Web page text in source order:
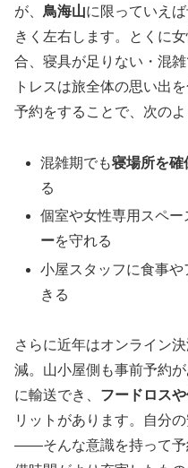
が、 鳥海山に限っていえ
きく左右します。とくに
合、寝具が足りない・混
トレスは旅全体の思い出
予約をすることで、次の
混雑期でも寝場所を確
る
個室や女性専用スペー
ーを守れる
小屋スタッフに食事
きる
さらに近年はオンライン
減。山小屋側も事前予約
に輸送でき、 フードロス
リットがあります。自分
――そんな意識を持って予